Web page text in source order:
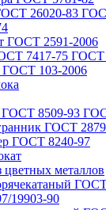
26020-83
ГОСТ 2591-2006
7417-75 ГОСТ
ГОСТ 103-2006
ГОСТ 8509-93
ГОСТ
ГОСТ 8240-97
цветных металлов
19903-90